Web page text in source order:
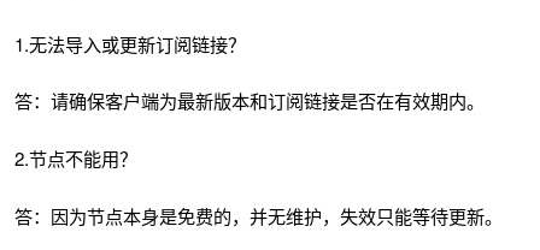
1.无法导入或更新订阅链接？
答：请确保客户端为最新版本和订阅链接是否在有效期内。
2.节点不能用？
答：因为节点本身是免费的，并无维护，失效只能等待更新。